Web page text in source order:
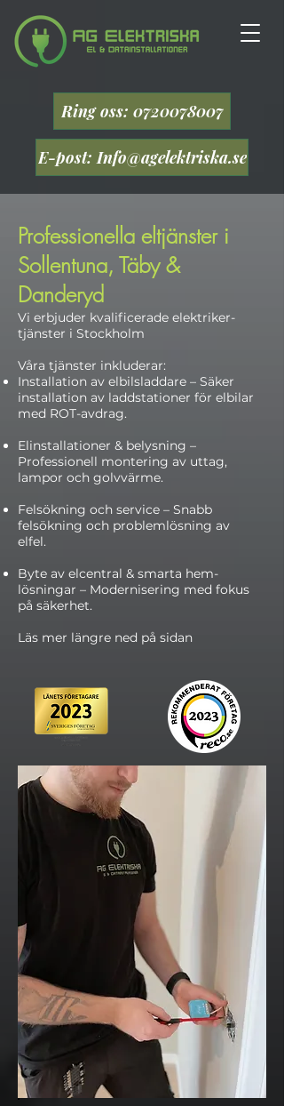
Ring oss: 0720078007
E-post: Info@agelektriska.se
Professionella eltjänster i
Sollentuna, Täby &
Danderyd
Vi erbjuder kvalificerade elektriker-
tjänster i Stockholm
Våra tjänster inkluderar:
Installation av elbilsladdare – Säker
installation av laddstationer för elbilar
med ROT-avdrag.
Elinstallationer & belysning –
Professionell montering av uttag,
lampor och golvvärme.
Felsökning och service – Snabb
felsökning och problemlösning av
elfel.
Byte av elcentral & smarta hem-
lösningar – Modernisering med fokus
på säkerhet.
Läs mer längre ned på sidan